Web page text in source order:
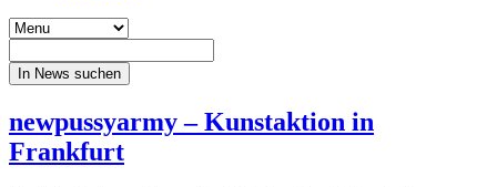
In News suchen
newpussyarmy – Kunstaktion in
Frankfurt